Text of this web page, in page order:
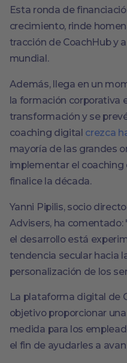
Esta ronda de
crecimiento, rinde
tracción de CoachHub y
mundial.
Además, llega en un
la formación corporativa
transformación y se
coaching digital crezca
mayoría de las grandes
implementar el
finalice la década.
Yanni Pipilis, socio
Advisers, ha
el desarrollo está
tendencia secular hacia
personalización de los
La plataforma digital de
objetivo proporcionar
medida para los
el fin de ayudarles a